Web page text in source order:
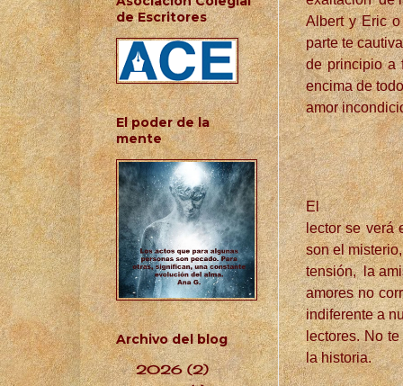
Albert y Eric
parte te
de principio a
encima de
amor
El
lector se verá
son el
tensión, la
amores no
indiferente a
lectores. No
la historia.
de Escritores
El poder de la
mente
Archivo del blog
▼2026(2)